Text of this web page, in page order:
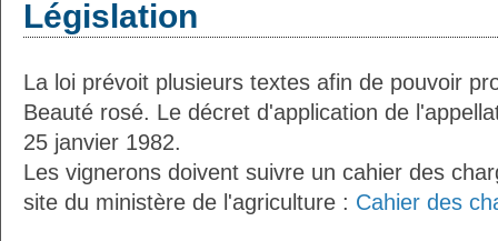
Législation
La loi prévoit plusieurs textes afin de pouvoir
Beauté rosé. Le décret d'application de
25 janvier 1982.
Les vignerons doivent suivre un cahier des
site du ministère de l'agriculture : Cahier des